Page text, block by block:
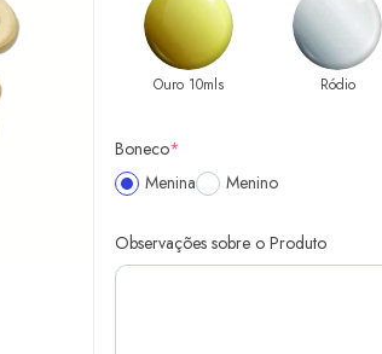
Ouro 10mls Ródio
Boneco*
Menina
Menino
Observações sobre o Produto